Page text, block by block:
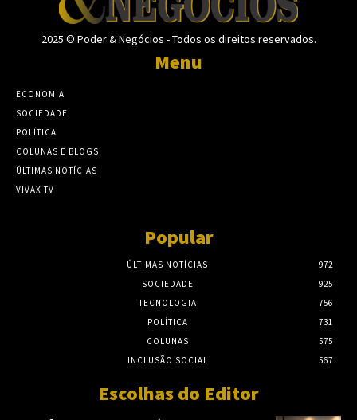
2025 © Poder & Negócios - Todos os direitos reservados.
Menu
ECONOMIA
SOCIEDADE
POLÍTICA
COLUNAS E BLOGS
ÚLTIMAS NOTÍCIAS
VIVAX TV
Popular
ÚLTIMAS NOTÍCIAS
972
SOCIEDADE
925
TECNOLOGIA
756
POLÍTICA
731
COLUNAS
575
INCLUSÃO SOCIAL
567
Escolhas do Editor